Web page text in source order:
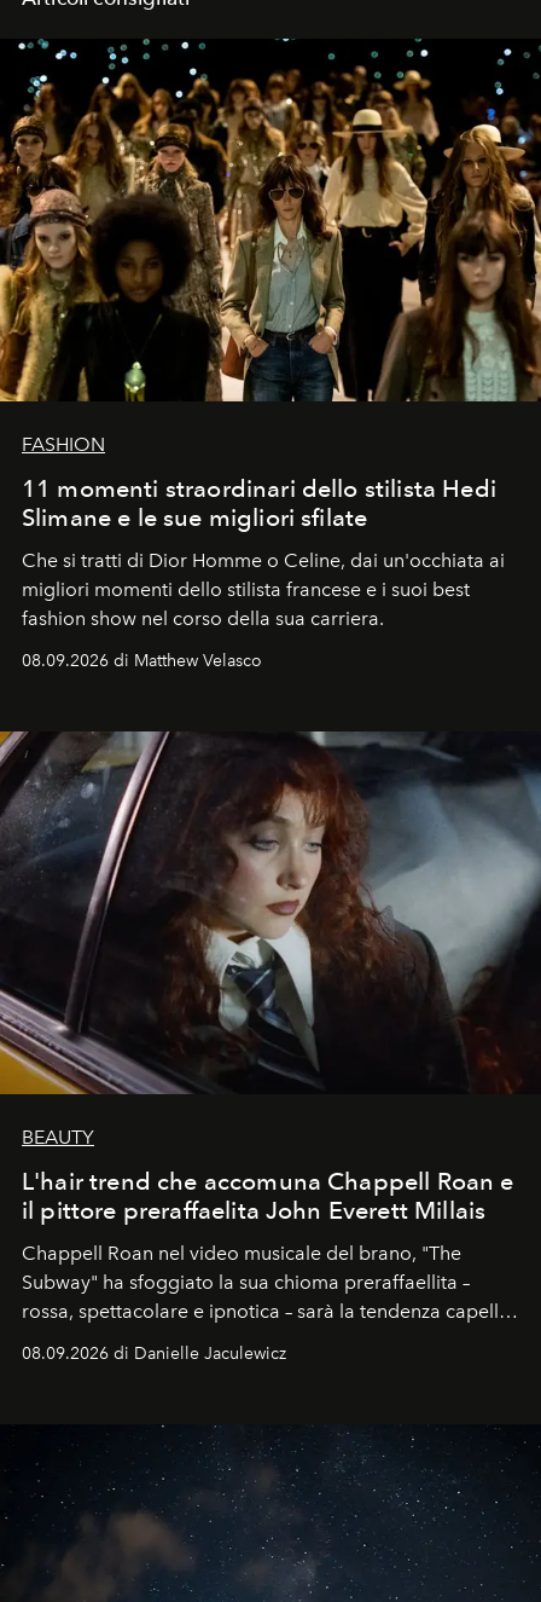
FASHION
11 momenti straordinari dello stilista Hedi
Slimane e le sue migliori sfilate
Che si tratti di Dior Homme o Celine, dai un'occhiata ai
migliori momenti dello stilista francese e i suoi best
fashion show nel corso della sua carriera.
08.09.2026 di Matthew Velasco
BEAUTY
L'hair trend che accomuna Chappell Roan e
il pittore preraffaelita John Everett Millais
Chappell Roan nel video musicale del brano, "The
Subway" ha sfoggiato la sua chioma preraffaellita –
rossa, spettacolare e ipnotica – sarà la tendenza capelli
dell'autunno?
08.09.2026 di Danielle Jaculewicz